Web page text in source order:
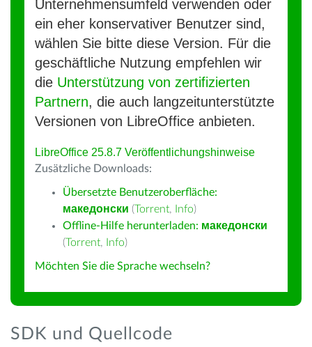
Unternehmensumfeld verwenden oder
ein eher konservativer Benutzer sind,
wählen Sie bitte diese Version. Für die
geschäftliche Nutzung empfehlen wir
die Unterstützung von zertifizierten
Partnern, die auch langzeitunterstützte
Versionen von LibreOffice anbieten.
LibreOffice 25.8.7 Veröffentlichungshinweise
Zusätzliche Downloads:
Übersetzte Benutzeroberfläche:
македонски (Torrent, Info)
Offline-Hilfe herunterladen: македонски
(Torrent, Info)
Möchten Sie die Sprache wechseln?
SDK und Quellcode